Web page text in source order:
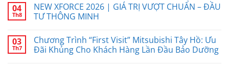
04
Th8
NEW XFORCE 2026 | GIÁ TRỊ VƯỢT CHUẨN – ĐẦU
TƯ THÔNG MINH
03
Th7
Chương Trình “First Visit” Mitsubishi Tây Hồ: Ưu
Đãi Khủng Cho Khách Hàng Lần Đầu Bảo Dưỡng